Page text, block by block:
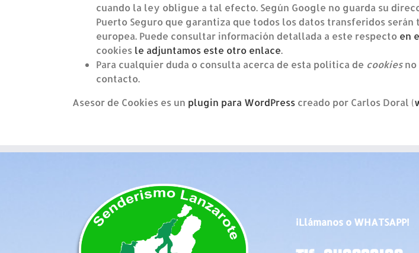
cuando la ley obligue a tal efecto. Según Google no guarda su
Puerto Seguro que garantiza que todos los datos transferidos
europea. Puede consultar información detallada a este respecto en
cookies le adjuntamos este otro enlace.
Para cualquier duda o consulta acerca de esta política de cookiesno
contacto.
Asesor de Cookies es un plugin para WordPress creado por Carlos Doral (
¡Llámanos o WHATSAPP!